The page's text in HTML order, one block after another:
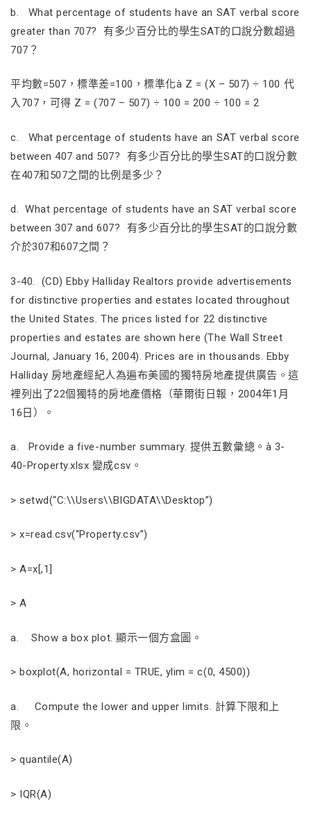
b. What percentage of students have an SAT verbal score
greater than 707? 有多少百分比的學生SAT的口說分數超過
707？
平均數=507，標準差=100，標準化à Z = (X – 507) ÷ 100 代
入707，可得 Z = (707 – 507) ÷ 100 = 200 ÷ 100 = 2
c. What percentage of students have an SAT verbal score
between 407 and 507? 有多少百分比的學生SAT的口說分數
在407和507之間的比例是多少？
d. What percentage of students have an SAT verbal score
between 307 and 607? 有多少百分比的學生SAT的口說分數
介於307和607之間？
3-40. (CD) Ebby Halliday Realtors provide advertisements
for distinctive properties and estates located throughout
the United States. The prices listed for 22 distinctive
properties and estates are shown here (The Wall Street
Journal, January 16, 2004). Prices are in thousands. Ebby
Halliday 房地產經紀人為遍布美國的獨特房地產提供廣告。這
裡列出了22個獨特的房地產價格（華爾街日報，2004年1月
16日）。
a. Provide a five-number summary. 提供五數彙總。à 3-
40-Property.xlsx 變成csv。
> setwd(“C:\\Users\\BIGDATA\\Desktop”)
> x=read.csv(“Property.csv”)
> A=x[,1]
> A
a. Show a box plot. 顯示一個方盒圖。
> boxplot(A, horizontal = TRUE, ylim = c(0, 4500))
a. Compute the lower and upper limits. 計算下限和上
限。
> quantile(A)
> IQR(A)